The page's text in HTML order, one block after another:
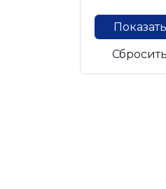
Показать
Сбросить